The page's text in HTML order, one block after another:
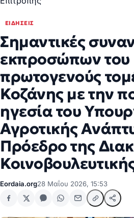
ΕΙΔΉΣΕΙΣ
Σημαντικές
εκπροσώπων του
πρωτογενούς
Κοζάνης με την
ηγεσία του
Αγροτικής
Πρόεδρο της
Eordaia.org28 Μαΐου 2026, 15:53